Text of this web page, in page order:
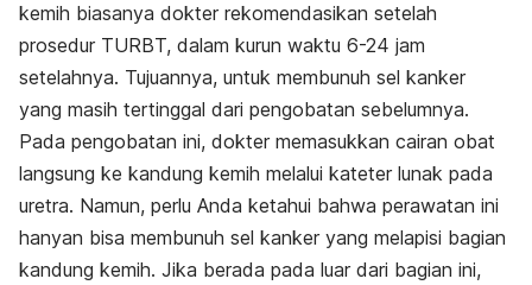
kemih biasanya dokter rekomendasikan setelah
prosedur TURBT, dalam kurun waktu 6-24 jam
setelahnya. Tujuannya, untuk membunuh sel kanker
yang masih tertinggal dari pengobatan sebelumnya.
Pada pengobatan ini, dokter memasukkan cairan obat
langsung ke kandung kemih melalui kateter lunak pada
uretra. Namun, perlu Anda ketahui bahwa perawatan ini
hanyan bisa membunuh sel kanker yang melapisi bagian
kandung kemih. Jika berada pada luar dari bagian ini,